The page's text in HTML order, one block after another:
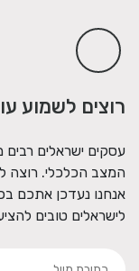
רוצים לשמוע
עסקים ישראלים
המצב הכלכלי. רוצה
אנחנו נעדכן אתכם
לישראלים טובים